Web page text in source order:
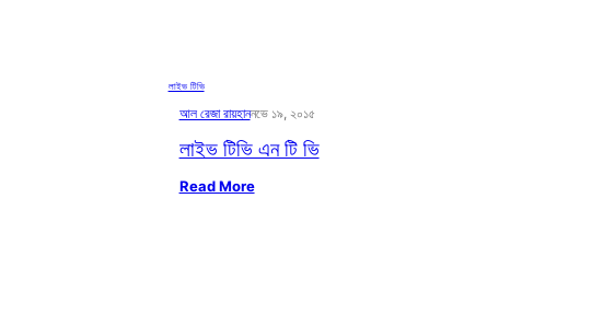
লাইভ টিভি
আল রেজা রায়হাননভে ১৯, ২০১৫
লাইভ টিভি এন টি ভি
Read More